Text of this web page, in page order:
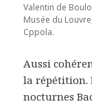
Valentin de
Musée du
Cppola.
Aussi
la répétition.
nocturnes